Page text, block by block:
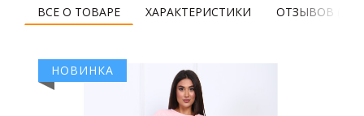
ВСЕ О ТОВАРЕ ХАРАКТЕРИСТИКИ ОТЗЫВОВ (0)
НОВИНКА